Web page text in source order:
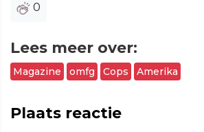
0
Lees meer over:
Magazine omfg Cops Amerika
Plaats reactie